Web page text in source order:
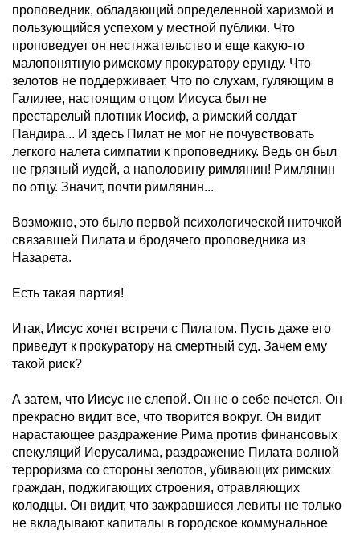
проповедник, обладающий определенной харизмой и
пользующийся успехом у местной публики. Что
проповедует он нестяжательство и еще какую-то
малопонятную римскому прокуратору ерунду. Что
зелотов не поддерживает. Что по слухам, гуляющим в
Галилее, настоящим отцом Иисуса был не
престарелый плотник Иосиф, а римский солдат
Пандира... И здесь Пилат не мог не почувствовать
легкого налета симпатии к проповеднику. Ведь он был
не грязный иудей, а наполовину римлянин! Римлянин
по отцу. Значит, почти римлянин...
Возможно, это было первой психологической ниточкой
связавшей Пилата и бродячего проповедника из
Назарета.
Есть такая партия!
Итак, Иисус хочет встречи с Пилатом. Пусть даже его
приведут к прокуратору на смертный суд. Зачем ему
такой риск?
А затем, что Иисус не слепой. Он не о себе печется. Он
прекрасно видит все, что творится вокруг. Он видит
нарастающее раздражение Рима против финансовых
спекуляций Иерусалима, раздражение Пилата волной
терроризма со стороны зелотов, убивающих римских
граждан, поджигающих строения, отравляющих
колодцы. Он видит, что зажравшиеся левиты не только
не вкладывают капиталы в городское коммунальное